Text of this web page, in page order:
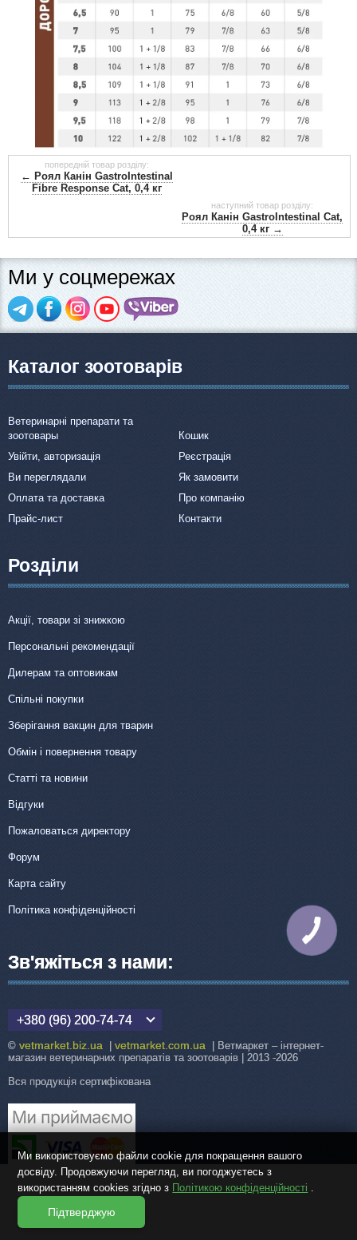
попередній товар розділу:
← Роял Канін GastroIntestinal
Fibre Response Cat, 0,4 кг
наступний товар розділу:
Роял Канін GastroIntestinal Cat,
0,4 кг →
Ми у соцмережах
Каталог зоотоварів
Ветеринарні препарати та
зоотовары
Кошик
Увійти, авторизація
Реєстрація
Ви переглядали
Як замовити
Оплата та доставка
Про компанію
Прайс-лист
Контакти
Розділи
Акції, товари зі знижкою
Персональні рекомендації
Дилерам та оптовикам
Спільні покупки
Зберігання вакцин для тварин
Обмін і повернення товару
Статті та новини
Відгуки
Пожаловаться директору
Форум
Карта сайту
Політика конфіденційності
Зв'яжіться з нами:
+380 (96) 200-74-74
© vetmarket.biz.ua vetmarket.com.ua | Ветмаркет – інтернет-
магазин ветеринарних препаратів та зоотоварів | 2013 -2026
Вся продукція сертифікована
Ми використовуємо файли cookie для покращення вашого
досвіду. Продовжуючи перегляд, ви погоджуєтесь з
використанням cookies згідно з Політикою конфіденційності .
Підтверджую
КНОПКА
ЗВ'ЯЗКУ